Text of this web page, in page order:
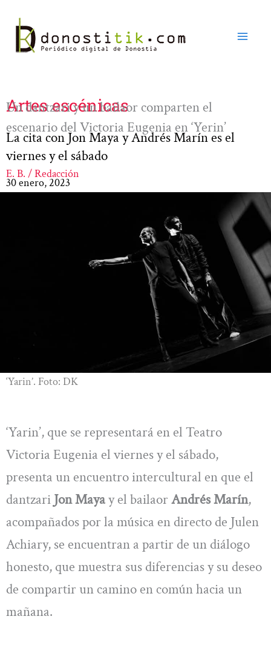
contenido
Artes escénicas
Un dantzari y un bailaor comparten el
escenario del Victoria Eugenia en ‘Yerin’
La cita con Jon Maya y Andrés Marín es el
viernes y el sábado
E. B. / Redacción
30 enero, 2023
‘Yarin’. Foto: DK
‘Yarin’, que se representará en el Teatro
Victoria Eugenia el viernes y el sábado,
presenta un encuentro intercultural en que el
dantzari Jon Mayay el bailaorAndrés Marín,
acompañados por la música en directo de Julen
Achiary, se encuentran a partir de un diálogo
honesto, que muestra sus diferencias y su deseo
de compartir un camino en común hacia un
mañana.